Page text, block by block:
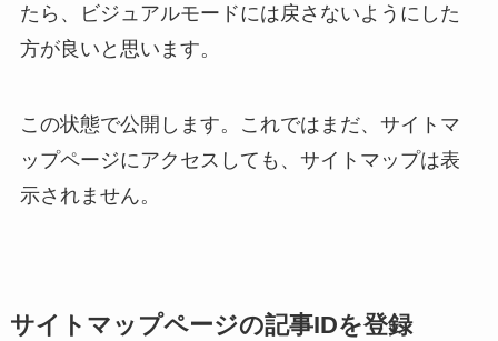
たら、ビジュアルモードには戻さないようにした
方が良いと思います。
この状態で公開します。これではまだ、サイトマ
ップページにアクセスしても、サイトマップは表
示されません。
サイトマップページの記事IDを登録